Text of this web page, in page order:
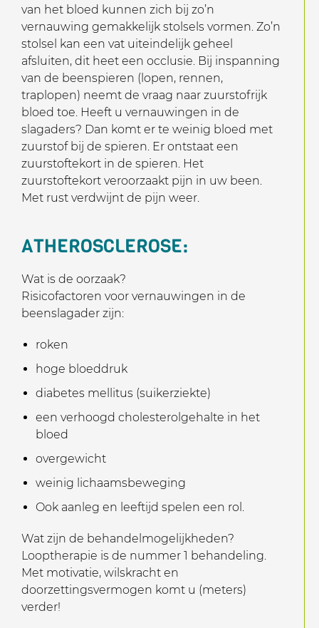
van het bloed kunnen zich bij zo’n
vernauwing gemakkelijk stolsels vormen. Zo’n
stolsel kan een vat uiteindelijk geheel
afsluiten, dit heet een occlusie. Bij inspanning
van de beenspieren (lopen, rennen,
traplopen) neemt de vraag naar zuurstofrijk
bloed toe. Heeft u vernauwingen in de
slagaders? Dan komt er te weinig bloed met
zuurstof bij de spieren. Er ontstaat een
zuurstoftekort in de spieren. Het
zuurstoftekort veroorzaakt pijn in uw been.
Met rust verdwijnt de pijn weer.
ATHEROSCLEROSE:
Wat is de oorzaak?
Risicofactoren voor vernauwingen in de
beenslagader zijn:
roken
hoge bloeddruk
diabetes mellitus (suikerziekte)
een verhoogd cholesterolgehalte in het
bloed
overgewicht
weinig lichaamsbeweging
Ook aanleg en leeftijd spelen een rol.
Wat zijn de behandelmogelijkheden?
Looptherapie is de nummer 1 behandeling.
Met motivatie, wilskracht en
doorzettingsvermogen komt u (meters)
verder!